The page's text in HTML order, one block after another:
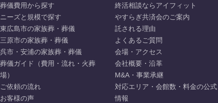
葬儀費用から探す
ニーズと規模で探す
東広島市の家族葬・葬儀
三原市の家族葬・葬儀
呉市・安浦の家族葬・葬儀
葬儀ガイド（費用・流れ・火葬
場）
ご依頼の流れ
お客様の声
終活相談ならアイフィット
やすらぎ共済会のご案内
託される理由
よくあるご質問
会場・アクセス
会社概要・沿革
M&A・事業承継
対応エリア・会館数・料金の公式
情報